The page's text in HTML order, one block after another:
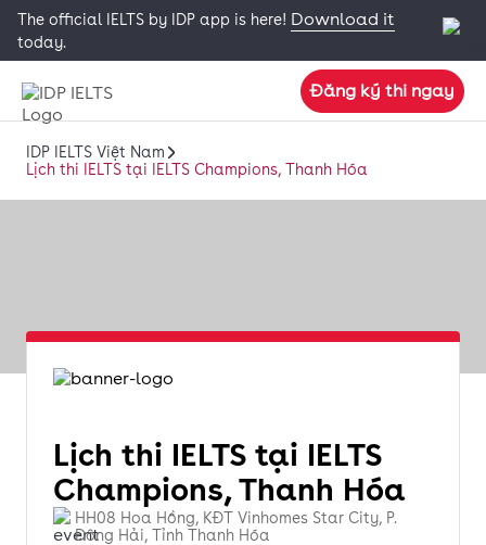
The official IELTS by IDP app is here! Download it
today.
Đăng ký thi ngay
IDP IELTS Việt Nam
Lịch thi IELTS tại IELTS Champions, Thanh Hóa
Lịch thi IELTS tại IELTS
Champions, Thanh Hóa
HH08 Hoa Hồng, KĐT Vinhomes Star City, P.
Đông Hải, Tỉnh Thanh Hóa